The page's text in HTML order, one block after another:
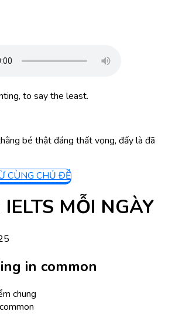
to say the least.
bé thật đáng thất vọng, đấy là đã
CÙNG CHỦ ĐỀ
MỖI NGÀY
in common
chung